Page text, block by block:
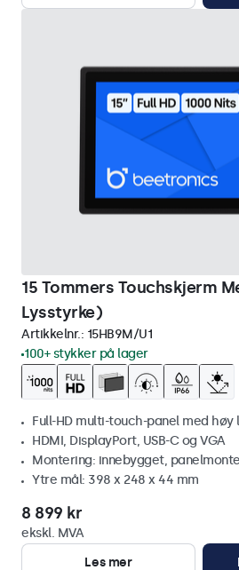
15 Tommers Touchskjerm
Lysstyrke)
Artikkelnr.: 15HB9M/U1
100+ stykker på lager
Full-HD multi-touch-panel med høy
HDMI, DisplayPort, USB-C og VGA
Montering: innebygget,
Ytre mål: 398 x 248 x 44 mm
8 899 kr
ekskl. MVA
Les mer